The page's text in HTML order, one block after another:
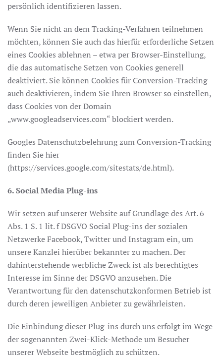
persönlich identifizieren lassen.
Wenn Sie nicht an dem Tracking-Verfahren teilnehmen
möchten, können Sie auch das hierfür erforderliche Setzen
eines Cookies ablehnen – etwa per Browser-Einstellung,
die das automatische Setzen von Cookies generell
deaktiviert. Sie können Cookies für Conversion-Tracking
auch deaktivieren, indem Sie Ihren Browser so einstellen,
dass Cookies von der Domain
„www.googleadservices.com“ blockiert werden.
Googles Datenschutzbelehrung zum Conversion-Tracking
finden Sie hier
(https://services.google.com/sitestats/de.html).
6. Social Media Plug-ins
Wir setzen auf unserer Website auf Grundlage des Art. 6
Abs. 1 S. 1 lit. f DSGVO Social Plug-ins der sozialen
Netzwerke Facebook, Twitter und Instagram ein, um
unsere Kanzlei hierüber bekannter zu machen. Der
dahinterstehende werbliche Zweck ist als berechtigtes
Interesse im Sinne der DSGVO anzusehen. Die
Verantwortung für den datenschutzkonformen Betrieb ist
durch deren jeweiligen Anbieter zu gewährleisten.
Die Einbindung dieser Plug-ins durch uns erfolgt im Wege
der sogenannten Zwei-Klick-Methode um Besucher
unserer Webseite bestmöglich zu schützen.